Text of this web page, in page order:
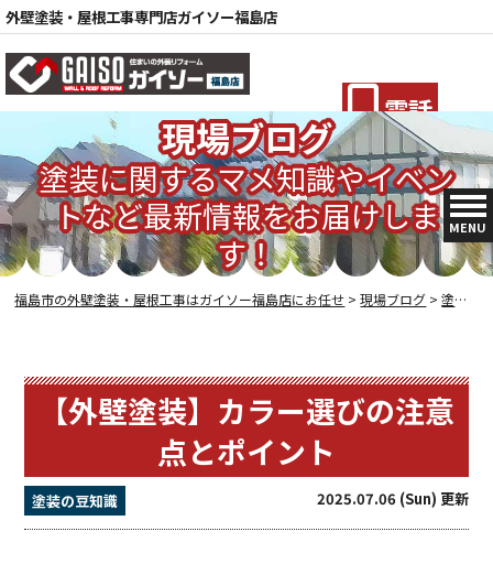
外壁塗装・屋根工事専門店ガイソー福島店
電話
MENU
現場ブログ
塗装に関するマメ知識やイベン
トなど最新情報をお届けしま
す！
福島市の外壁塗装・屋根工事はガイソー福島店にお任せ >現場ブログ >塗装の豆知識
【外壁塗装】カラー選びの注意
点とポイント
塗装の豆知識 2025.07.06 (Sun) 更新